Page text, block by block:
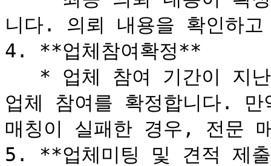
니다. 의뢰 내용을 확인하
4. **업체참여확정**
업체 참여를 확정합니다.
매칭이 실패한 경우, 전문
5. **업체미팅 및 견적 제